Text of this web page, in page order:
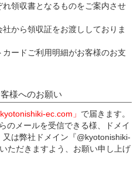
領収書となるものをご案内させ
から領収証をお渡ししておりま
カードご利用明細がお客様のお支
様へのお願い
ec.com」 で届きます。
のメールを受信できる様、ドメイ
は弊社ドメイン『@kyotonishiki-
ただきますよう、お願い申し上げ